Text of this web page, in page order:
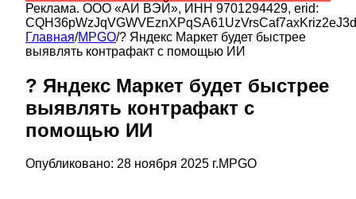
Реклама. ООО «АИ ВЭЙ», ИНН 9701294429, erid:
Главная/MPGO/? Яндекс Маркет будет быстрее
выявлять контрафакт с помощью ИИ
? Яндекс Маркет будет быстрее
выявлять контрафакт с
помощью ИИ
Опубликовано: 28 ноября 2025 г.MPGO